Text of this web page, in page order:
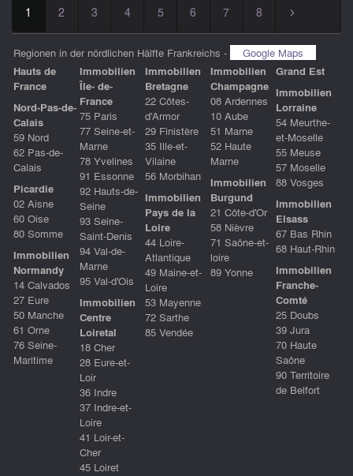
1 2 3 4 5 6 7 8 ▻
Regionen in der nördlichen Hälfte Frankreichs -
Google Maps
Hauts de
France
Nord-Pas-de-
Calais
59 Nord
62 Pas-de-
Calais
Picardie
02 Aisne
60 Oise
80 Somme
Immobilien
Normandy
14 Calvados
27 Eure
50 Manche
61 Orne
76 Seine-
Maritime
Immobilien
Île- de-
France
75 Paris
77 Seine-et-
Marne
78 Yvelines
91 Essonne
92 Hauts-de-
Seine
93 Seine-
Saint-Denis
94 Val-de-
Marne
95 Val-d'Ois
Immobilien
Centre
Loiretal
18 Cher
28 Eure-et-
Loir
36 Indre
37 Indre-et-
Loire
41 Loir-et-
Cher
45 Loiret
Immobilien
Bretagne
22 Côtes-
d'Armor
29 Finistère
35 Ille-et-
Vilaine
56 Morbihan
Immobilien
Pays de la
Loire
44 Loire-
Atlantique
49 Maine-et-
Loire
53 Mayenne
72 Sarthe
85 Vendée
Immobilien
Champagne
08 Ardennes
10 Aube
51 Marne
52 Haute
Marne
Immobilien
Burgund
21 Côte-d'Or
58 Nièvre
71 Saône-et-
loire
89 Yonne
Grand Est
Immobilien
Lorraine
54 Meurthe-
et-Moselle
55 Meuse
57 Moselle
88 Vosges
Immobilien
Elsass
67 Bas Rhin
68 Haut-Rhin
Immobilien
Franche-
Comté
25 Doubs
39 Jura
70 Haute
Saône
90 Territoire
de Belfort